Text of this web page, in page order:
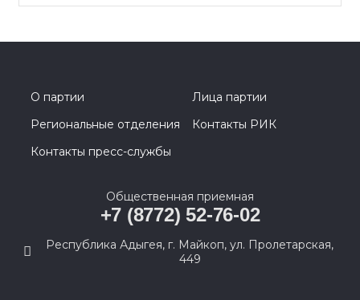
О партии
Лица партии
Региональные отделения
Контакты РИК
Контакты пресс-службы
Общественная приемная
+7 (8772) 52-76-02
Республика Адыгея, г. Майкоп, ул. Пролетарская,
449